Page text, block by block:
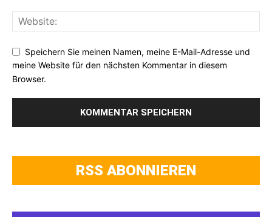
Speichern Sie meinen Namen, meine E-Mail-Adresse und
meine Website für den nächsten Kommentar in diesem
Browser.
RSS ABONNIEREN